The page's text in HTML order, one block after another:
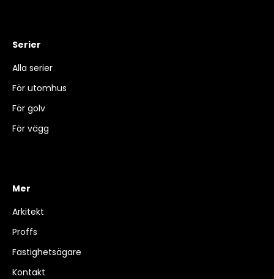
Serier
Alla serier
För utomhus
För golv
För vägg
Mer
Arkitekt
Proffs
Fastighetsägare
Kontakt